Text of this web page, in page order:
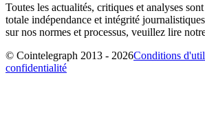
Toutes les actualités, critiques et analyses
totale indépendance et intégrité
sur nos normes et processus, veuillez lire
© Cointelegraph 2013 - 2026Conditions
confidentialité